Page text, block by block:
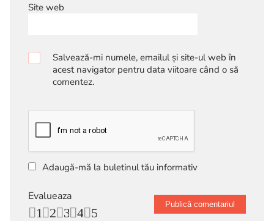
Site web
Salvează-mi numele, emailul și site-ul web în
acest navigator pentru data viitoare când o să
comentez.
Adaugă-mă la buletinul tău informativ
Evalueaza
5
4
3
2
1